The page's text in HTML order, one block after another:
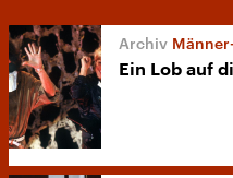
Ein Lob auf